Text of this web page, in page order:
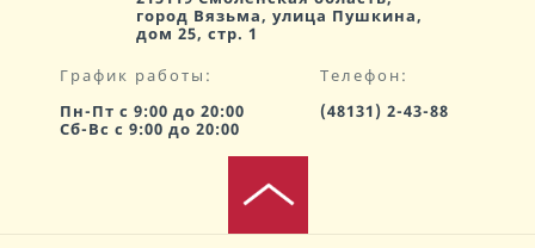
город Вязьма, улица Пушкина,
дом 25, стр. 1
График работы:
Пн-Пт с 9:00 до 20:00
Сб-Вс с 9:00 до 20:00
Телефон:
(48131) 2-43-88